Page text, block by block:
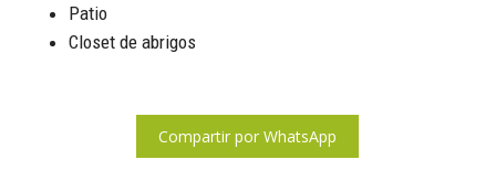
Patio
Closet de abrigos
Compartir por WhatsApp